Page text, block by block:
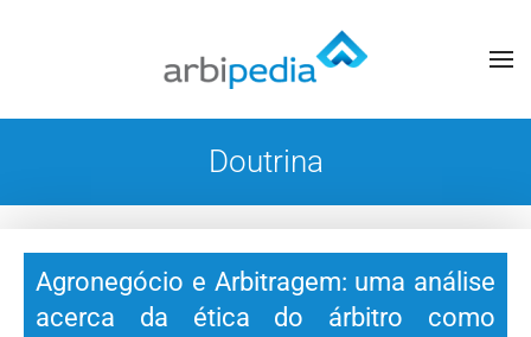
Doutrina
Agronegócio e Arbitragem: uma análise
acerca da ética do árbitro como